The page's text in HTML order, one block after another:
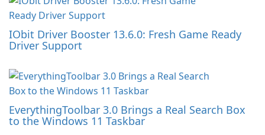
IObit Driver Booster 13.6.0: Fresh Game Ready
Driver Support
EverythingToolbar 3.0 Brings a Real Search Box
to the Windows 11 Taskbar